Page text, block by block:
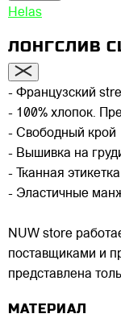
Helas
ЛОНГСЛИВ
- Французский
- 100% хлопок.
- Свободный крой
- Вышивка на
- Тканная
- Эластичные
NUW store
поставщиками и
представлена
МАТЕРИАЛ